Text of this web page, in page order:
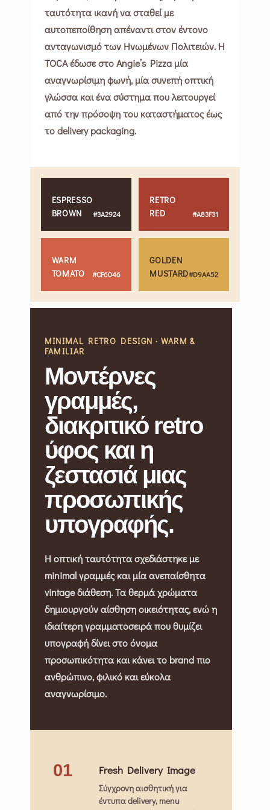
ταυτότητα ικανή να σταθεί με
αυτοπεποίθηση απέναντι στον έντονο
ανταγωνισμό των Ηνωμένων Πολιτειών. Η
TOCA έδωσε στο Angie’s Pizza μία
αναγνωρίσιμη φωνή, μία συνεπή οπτική
γλώσσα και ένα σύστημα που λειτουργεί
από την πρόσοψη του καταστήματος έως
το delivery packaging.
ESPRESSO
BROWN
#3A2924
RETRO
RED
#A83F31
WARM
TOMATO
#CF6046
GOLDEN
MUSTARD#D9AA52
MINIMAL RETRO DESIGN · WARM &
FAMILIAR
Μοντέρνες
γραμμές,
διακριτικό retro
ύφος και η
ζεστασιά μιας
προσωπικής
υπογραφής.
Η οπτική ταυτότητα σχεδιάστηκε με
minimal γραμμές και μία ανεπαίσθητα
vintage διάθεση. Τα θερμά χρώματα
δημιουργούν αίσθηση οικειότητας, ενώ η
ιδιαίτερη γραμματοσειρά που θυμίζει
υπογραφή δίνει στο όνομα
προσωπικότητα και κάνει το brand πιο
ανθρώπινο, φιλικό και εύκολα
αναγνωρίσιμο.
01 Fresh Delivery Image
Σύγχρονη αισθητική για
έντυπα delivery, menu